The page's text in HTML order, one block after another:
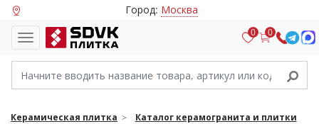
Город: Москва
0 0
Керамическая плитка
Каталог керамогранита и плитки